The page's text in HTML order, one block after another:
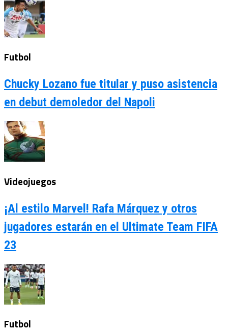
Futbol
Chucky Lozano fue titular y puso asistencia
en debut demoledor del Napoli
Videojuegos
¡Al estilo Marvel! Rafa Márquez y otros
jugadores estarán en el Ultimate Team FIFA
23
Futbol